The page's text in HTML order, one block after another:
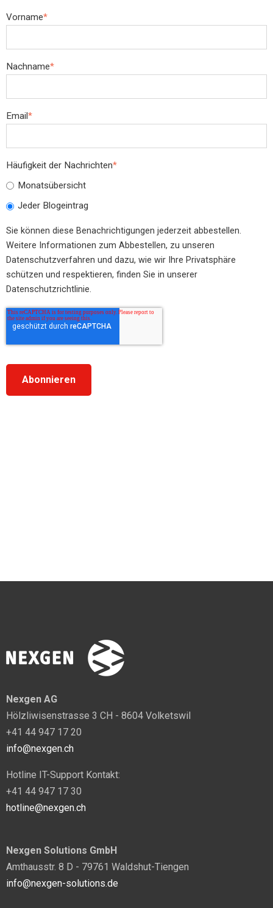
Vorname*
Nachname*
Email*
Häufigkeit der Nachrichten*
Monatsübersicht
Jeder Blogeintrag
Sie können diese Benachrichtigungen jederzeit abbestellen.
Weitere Informationen zum Abbestellen, zu unseren
Datenschutzverfahren und dazu, wie wir Ihre Privatsphäre
schützen und respektieren, finden Sie in unserer
Datenschutzrichtlinie.
Nexgen AG
Hölzliwisenstrasse 3 CH - 8604 Volketswil
+41 44 947 17 20
info@nexgen.ch
Hotline IT-Support Kontakt:
+41 44 947 17 30
hotline@nexgen.ch
Nexgen Solutions GmbH
Amthausstr. 8 D - 79761 Waldshut-Tiengen
info@nexgen-solutions.de